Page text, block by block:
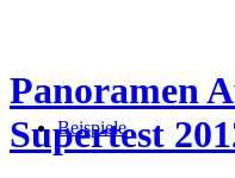
Beispiele
Panoramen
Supertest